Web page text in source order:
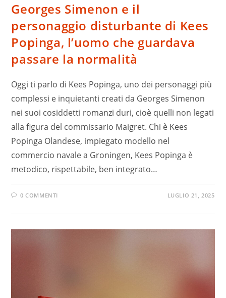
Georges Simenon e il
personaggio disturbante di Kees
Popinga, l’uomo che guardava
passare la normalità
Oggi ti parlo di Kees Popinga, uno dei personaggi più
complessi e inquietanti creati da Georges Simenon
nei suoi cosiddetti romanzi duri, cioè quelli non legati
alla figura del commissario Maigret. Chi è Kees
Popinga Olandese, impiegato modello nel
commercio navale a Groningen, Kees Popinga è
metodico, rispettabile, ben integrato…
0 COMMENTI LUGLIO 21, 2025